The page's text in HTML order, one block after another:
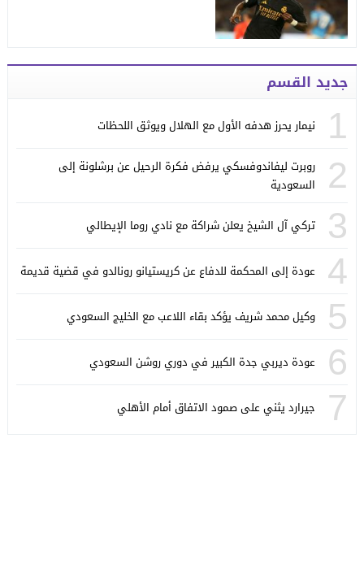
جديد القسم
1 نيمار يحرز هدفه الأول مع الهلال ويوثق اللحظات
2
روبرت ليفاندوفسكي يرفض فكرة الرحيل عن برشلونة إلى
السعودية
3 تركي آل الشيخ يعلن شراكة مع نادي روما الإيطالي
4 عودة إلى المحكمة للدفاع عن كريستيانو رونالدو في قضية قديمة
5 وكيل محمد شريف يؤكد بقاء اللاعب مع الخليج السعودي
6 عودة ديربي جدة الكبير في دوري روشن السعودي
7 جيرارد يثني على صمود الاتفاق أمام الأهلي